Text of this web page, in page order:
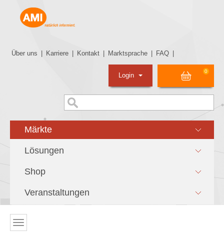
Über uns Karriere Kontakt Marktsprache FAQ
0
Login
Märkte
Lösungen
Shop
Veranstaltungen